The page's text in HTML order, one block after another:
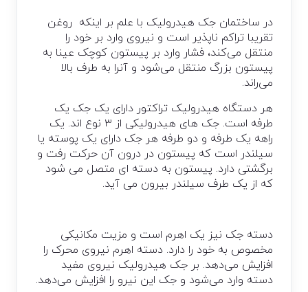
در ساختمان جک هیدرولیک با علم بر اینکه روغن
تقریبا تراکم ناپذیر است و نیروی وارد بر خود را
منتقل می‌کند، فشار وارد بر پیستون کوچک عینا به
پیستون بزرگ منتقل می‌شود و آنرا به طرف بالا
می‌راند.
هر دستگاه هيدروليک تراکتور دارای يک جک يک
طرفه است. جک های هيدروليکی از ۳ نوع اند. يک
راهه يک طرفه و دو طرفه هر جک دارای يک پوسته يا
سيلندر است که پيستون در درون آن حرکت رفت و
برگشتی دارد. پيستون به دسته ای متصل می شود
که از يک طرف سيلندر بيرون می آيد.
دسته جک نیز یک اهرم است و مزیت مکانیکی
مخصوص به خود را دارد. دسته اهرم نیروی محرک را
افزایش می‌دهد. بر جک هیدرولیک نیروی مفید
دسته وارد می‌شود و جک این نیرو را افزایش می‌دهد.